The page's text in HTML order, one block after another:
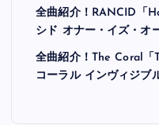
全曲紹介！RANCID「
シド オナー・イズ・オ
全曲紹介！The Coral「
コーラル インヴィジブ